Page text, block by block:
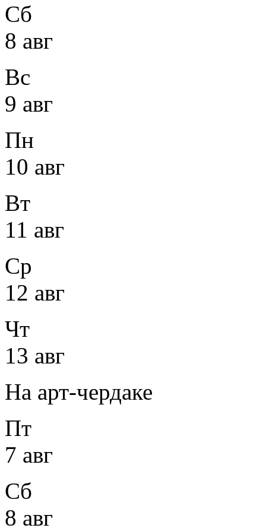
Сб
8 авг
Вс
9 авг
Пн
10 авг
Вт
11 авг
Ср
12 авг
Чт
13 авг
На арт-чердаке
Пт
7 авг
Сб
8 авг